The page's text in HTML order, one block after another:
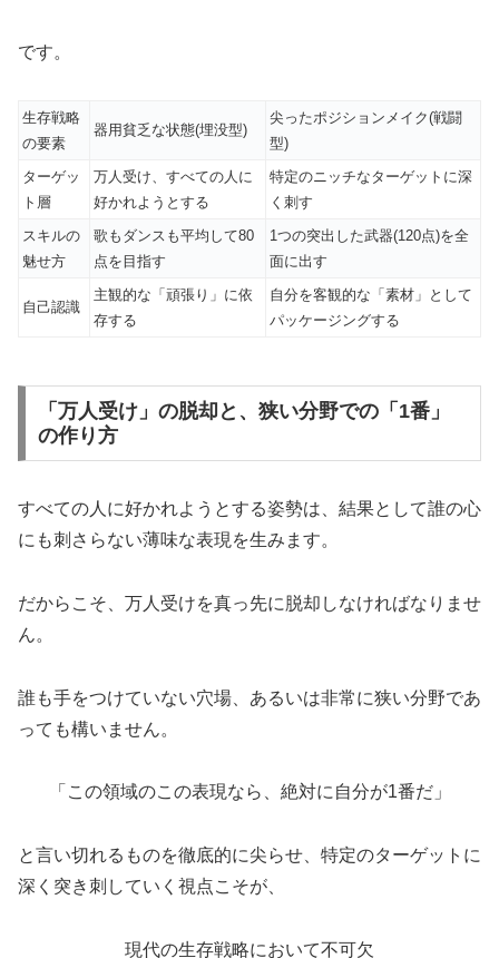
です。
生存戦略
の要素
器用貧乏な状態(埋没型)
尖ったポジションメイク(戦闘
型)
ターゲッ
ト層
万人受け、すべての人に
好かれようとする
特定のニッチなターゲットに深
く刺す
スキルの
魅せ方
歌もダンスも平均して80
点を目指す
1つの突出した武器(120点)を全
面に出す
自己認識
主観的な「頑張り」に依
存する
自分を客観的な「素材」として
パッケージングする
「万人受け」の脱却と、狭い分野での「1番」
の作り方
すべての人に好かれようとする姿勢は、結果として誰の心
にも刺さらない薄味な表現を生みます。
だからこそ、万人受けを真っ先に脱却しなければなりませ
ん。
誰も手をつけていない穴場、あるいは非常に狭い分野であ
っても構いません。
「この領域のこの表現なら、絶対に自分が1番だ」
と言い切れるものを徹底的に尖らせ、特定のターゲットに
深く突き刺していく視点こそが、
現代の生存戦略において不可欠